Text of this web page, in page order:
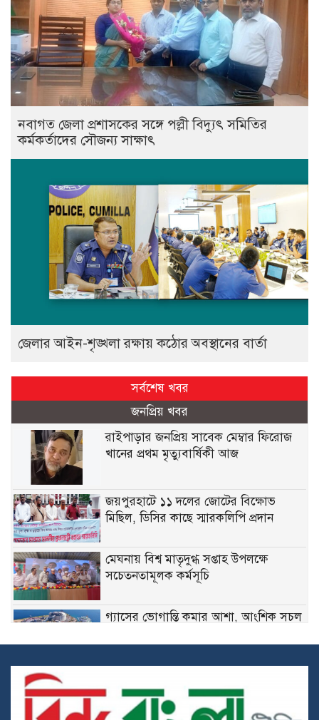
নবাগত জেলা প্রশাসকের সঙ্গে পল্লী বিদ্যুৎ সমিতির
কর্মকর্তাদের সৌজন্য সাক্ষাৎ
জেলার আইন-শৃঙ্খলা রক্ষায় কঠোর অবস্থানের বার্তা
সর্বশেষ খবর
জনপ্রিয় খবর
রাইপাড়ার জনপ্রিয় সাবেক মেম্বার ফিরোজ
খানের প্রথম মৃত্যুবার্ষিকী আজ
জয়পুরহাটে ১১ দলের জোটের বিক্ষোভ
মিছিল, ডিসির কাছে স্মারকলিপি প্রদান
মেঘনায় বিশ্ব মাতৃদুগ্ধ সপ্তাহ উপলক্ষে
সচেতনতামূলক কর্মসূচি
গ্যাসের ভোগান্তি কমার আশা, আংশিক সচল
ভারত? প্রশ্ন তুলল বিএনপি